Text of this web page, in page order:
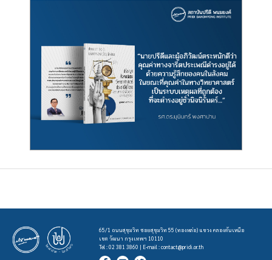
65/1 ถนนสุขุมวิท ซอยสุขุมวิท 55 (ทองหล่อ) แขวง คลองตันเหนือ
เขต วัฒนา กรุงเทพฯ 10110
Tel : 02 381 3860 | E-mail :contact@pridi.or.th